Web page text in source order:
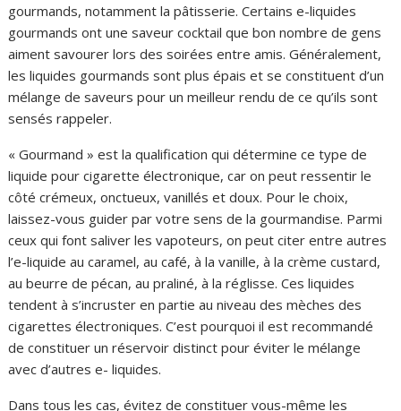
gourmands, notamment la pâtisserie. Certains e-liquides
gourmands ont une saveur cocktail que bon nombre de gens
aiment savourer lors des soirées entre amis. Généralement,
les liquides gourmands sont plus épais et se constituent d’un
mélange de saveurs pour un meilleur rendu de ce qu’ils sont
sensés rappeler.
« Gourmand » est la qualification qui détermine ce type de
liquide pour cigarette électronique, car on peut ressentir le
côté crémeux, onctueux, vanillés et doux. Pour le choix,
laissez-vous guider par votre sens de la gourmandise. Parmi
ceux qui font saliver les vapoteurs, on peut citer entre autres
l’e-liquide au caramel, au café, à la vanille, à la crème custard,
au beurre de pécan, au praliné, à la réglisse. Ces liquides
tendent à s’incruster en partie au niveau des mèches des
cigarettes électroniques. C’est pourquoi il est recommandé
de constituer un réservoir distinct pour éviter le mélange
avec d’autres e- liquides.
Dans tous les cas, évitez de constituer vous-même les